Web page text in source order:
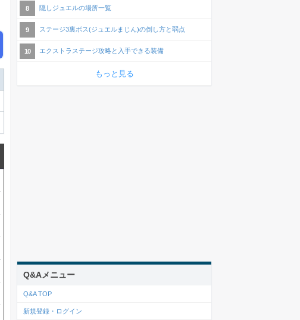
隠しジュエルの場所一覧
ステージ3裏ボス(ジュエルまじん)の倒し方と弱点
エクストラステージ攻略と入手できる装備
もっと見る
Q&Aメニュー
Q&A TOP
新規登録・ログイン